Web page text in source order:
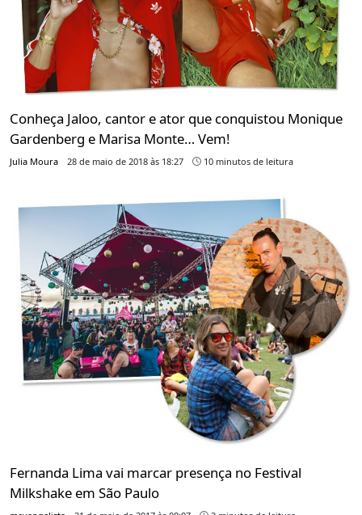
Conheça Jaloo, cantor e ator que conquistou Monique
Gardenberg e Marisa Monte… Vem!
Julia Moura 28 de maio de 2018 às 18:27 10 minutos de leitura
Fernanda Lima vai marcar presença no Festival
Milkshake em São Paulo